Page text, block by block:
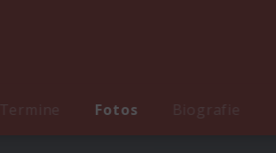
Termine Fotos Biografie